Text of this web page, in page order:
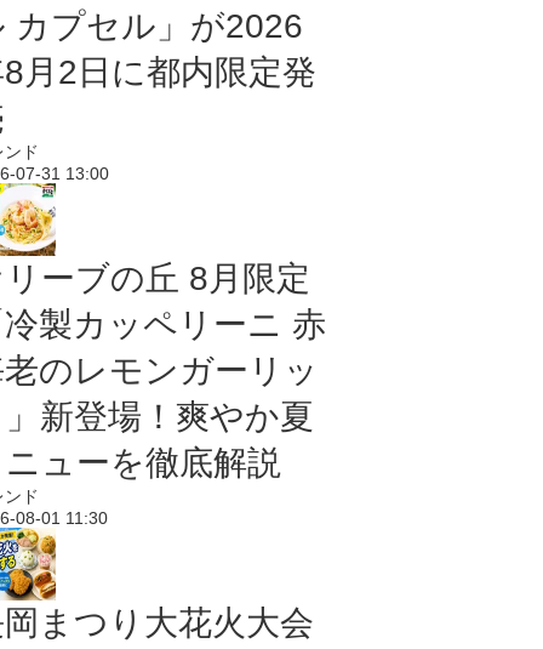
カプセル」が2026
月2日に都内限定発
ンド
07-31 13:00
ーブの丘 8月限定
製カッペリーニ 赤
のレモンガーリッ
新登場！爽やか夏
ューを徹底解説
ンド
08-01 11:30
まつり大花火大会